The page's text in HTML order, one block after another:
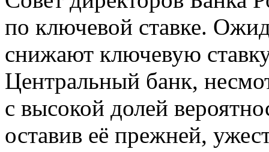
по ключевой ставке.
снижают ключевую
Центральный банк,
с высокой долей
оставив её прежней,